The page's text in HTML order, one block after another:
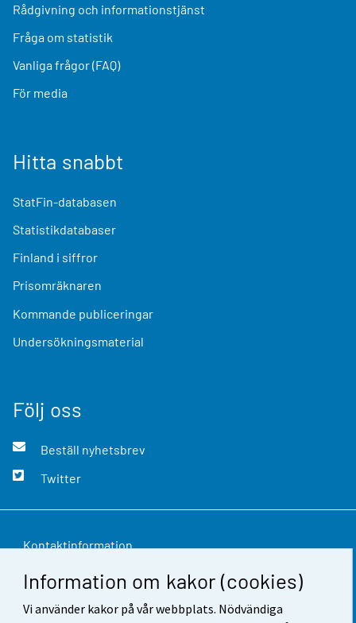
Information om kakor (cookies)
Vi använder kakor på vår webbplats. Nödvändiga
Rådgivning och informationstjänst
Fråga om statistik
Vanliga frågor (FAQ)
För media
Hitta snabbt
StatFin-databasen
Statistikdatabaser
Finland i siffror
Prisomräknaren
Kommande publiceringar
Undersökningsmaterial
Följ oss
Beställ nyhetsbrev
Twitter
Kontaktinformation
Respons
Användarvillkor